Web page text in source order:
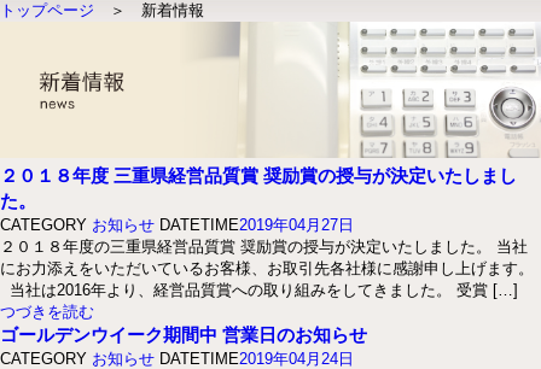
トップページ ＞ 新着情報
２０１８年度 三重県経営品質賞 奨励賞の授与が決定いたしまし
た。
CATEGORY お知らせ DATETIME2019年04月27日
２０１８年度の三重県経営品質賞 奨励賞の授与が決定いたしました。 当社
にお力添えをいただいているお客様、お取引先各社様に感謝申し上げます。
当社は2016年より、経営品質賞への取り組みをしてきました。 受賞 […]
つづきを読む
ゴールデンウイーク期間中 営業日のお知らせ
CATEGORY お知らせ DATETIME2019年04月24日